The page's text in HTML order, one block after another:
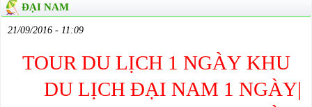
ĐẠI NAM
21/09/2016 - 11:09
TOUR DU LỊCH 1 NGÀY KHU
DU LỊCH ĐẠI NAM 1 NGÀY|